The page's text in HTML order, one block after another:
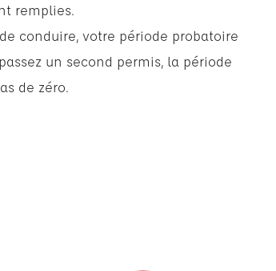
remplies.
conduire, votre période probatoire
un second permis, la période
de zéro.